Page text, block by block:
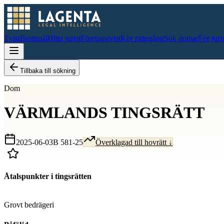
TvistBrottmålHitta juristFöretagstvistKör rättegångSök domarFör
Tillbaka till sökning
Dom
VÄRMLANDS TINGSRÄTT
2025-06-03B 581-25 Överklagad till hovrätt ↓
Åtalspunkter i tingsrätten
Grovt bedrägeri